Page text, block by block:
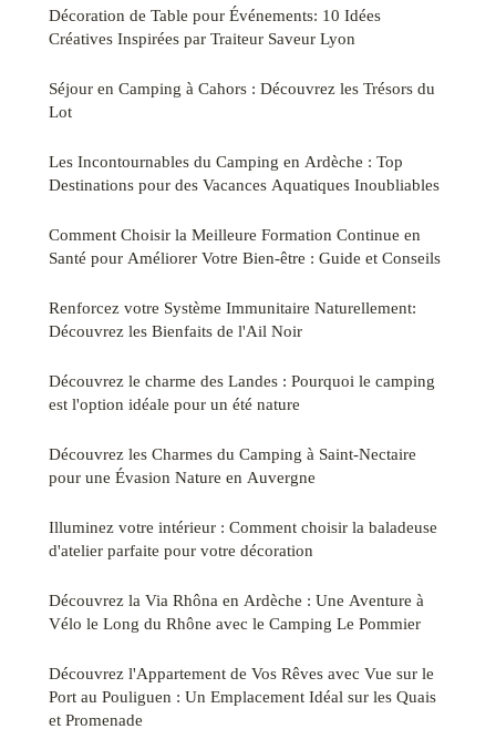
Décoration de Table pour Événements: 10 Idées
Créatives Inspirées par Traiteur Saveur Lyon
Séjour en Camping à Cahors : Découvrez les Trésors du
Lot
Les Incontournables du Camping en Ardèche : Top
Destinations pour des Vacances Aquatiques Inoubliables
Comment Choisir la Meilleure Formation Continue en
Santé pour Améliorer Votre Bien-être : Guide et Conseils
Renforcez votre Système Immunitaire Naturellement:
Découvrez les Bienfaits de l'Ail Noir
Découvrez le charme des Landes : Pourquoi le camping
est l'option idéale pour un été nature
Découvrez les Charmes du Camping à Saint-Nectaire
pour une Évasion Nature en Auvergne
Illuminez votre intérieur : Comment choisir la baladeuse
d'atelier parfaite pour votre décoration
Découvrez la Via Rhôna en Ardèche : Une Aventure à
Vélo le Long du Rhône avec le Camping Le Pommier
Découvrez l'Appartement de Vos Rêves avec Vue sur le
Port au Pouliguen : Un Emplacement Idéal sur les Quais
et Promenade